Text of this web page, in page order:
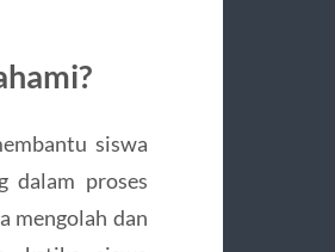
siswa
dalam proses
mengolah dan